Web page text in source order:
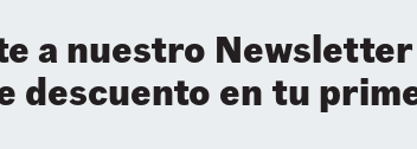
a nuestro
descuento en tu